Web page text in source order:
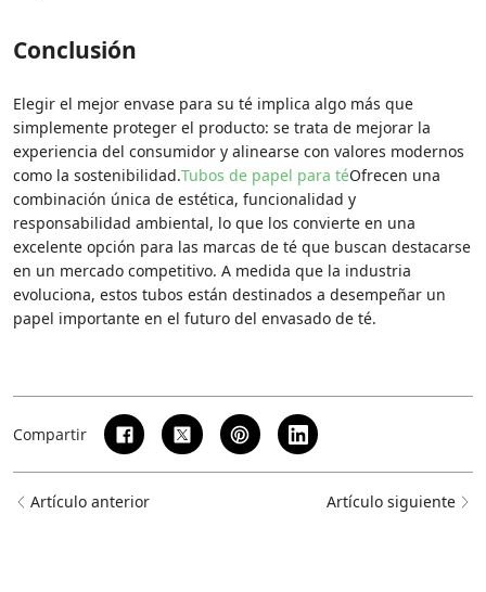
Conclusión
Elegir el mejor envase para su té implica algo más que
simplemente proteger el producto: se trata de mejorar la
experiencia del consumidor y alinearse con valores modernos
como la sostenibilidad.Tubos de papel para téOfrecen una
combinación única de estética, funcionalidad y
responsabilidad ambiental, lo que los convierte en una
excelente opción para las marcas de té que buscan destacarse
en un mercado competitivo. A medida que la industria
evoluciona, estos tubos están destinados a desempeñar un
papel importante en el futuro del envasado de té.
Compartir
Artículo anterior Artículo siguiente